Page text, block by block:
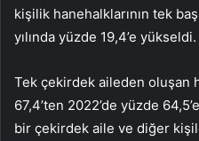
kişilik hanehalklarının tek
yılında yüzde 19,4’e yükseldi.
Tek çekirdek aileden oluşan
67,4’ten 2022’de yüzde
bir çekirdek aile ve diğer